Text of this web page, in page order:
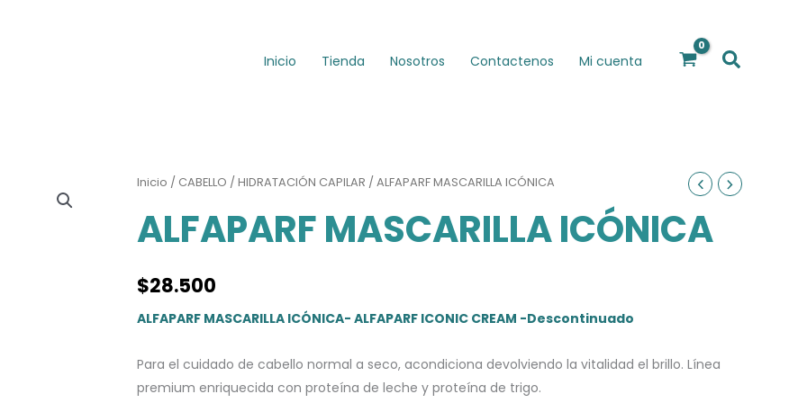
Inicio Tienda Nosotros Contactenos Mi cuenta Buscar
Inicio / CABELLO /HIDRATACIÓN CAPILAR / ALFAPARF MASCARILLA ICÓNICA
ALFAPARF MASCARILLA ICÓNICA
$28.500
ALFAPARF MASCARILLA ICÓNICA- ALFAPARF ICONIC CREAM -Descontinuado
Para el cuidado de cabello normal a seco, acondiciona devolviendo la vitalidad el brillo. Línea
premium enriquecida con proteína de leche y proteína de trigo.